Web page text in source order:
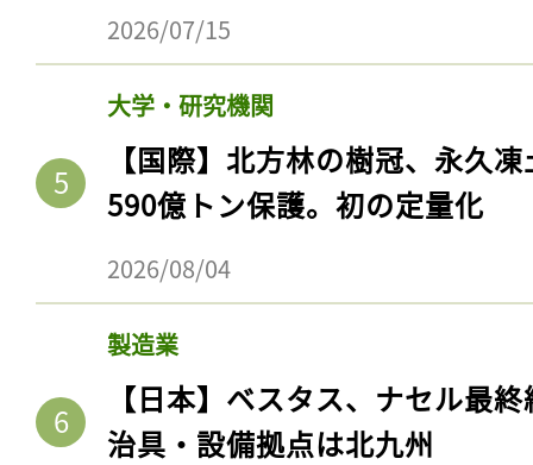
2026/07/15
大学・研究機関
【国際】北方林の樹冠、永久
590億トン保護。初の定量化
2026/08/04
製造業
【日本】ベスタス、ナセル最
治具・設備拠点は北九州